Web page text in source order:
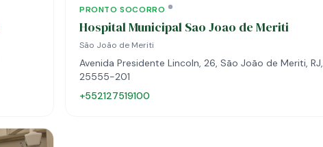
PRONTO SOCORRO
Hospital Municipal Sao Joao de Meriti
São João de Meriti
Avenida Presidente Lincoln, 26, São João de Meriti, RJ,
25555-201
+552127519100